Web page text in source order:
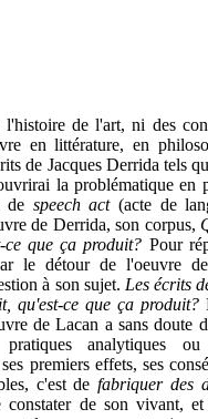
de l'art, ni des
en littérature, en
de Jacques Derrida tels
la problématique en
de speech act(acte de
de Derrida, son corpus,
que ça produit? Pour
le détour de l'oeuvre
à son sujet. Les écrits
qu'est-ce que ça produit?
de Lacan a sans doute
analytiques
premiers effets, ses
c'est defabriquer des
de son vivant,